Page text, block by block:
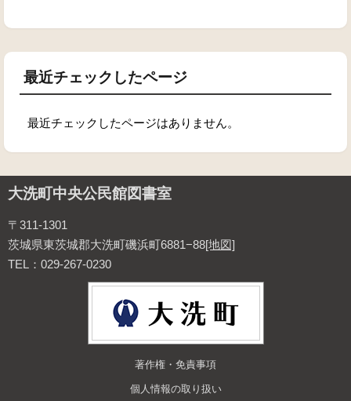
最近チェックしたページ
最近チェックしたページはありません。
大洗町中央公民館図書室
〒311-1301
茨城県東茨城郡大洗町磯浜町6881−88[地図]
TEL：029-267-0230
著作権・免責事項
個人情報の取り扱い